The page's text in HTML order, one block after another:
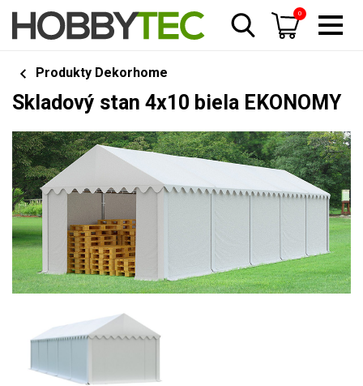
0
Produkty Dekorhome
Skladový stan 4x10 biela EKONOMY